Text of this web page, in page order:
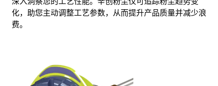
化，助您主动调整工艺参数，从而提升产品质量并减少浪
费。